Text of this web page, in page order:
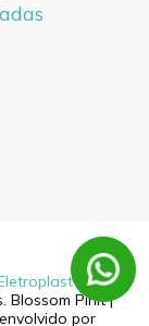
Blossom PinIt |
por